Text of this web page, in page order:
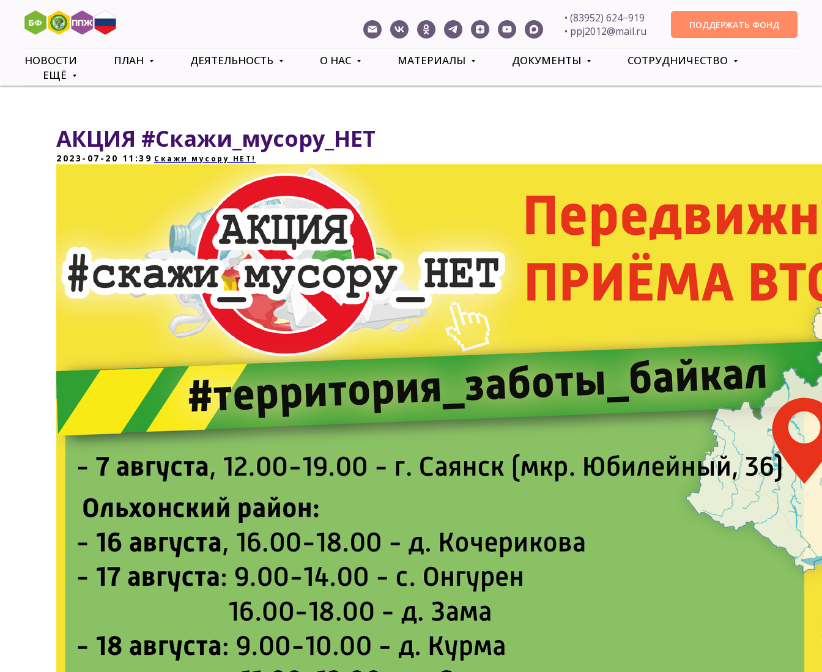
• (83952) 624−919
• ppj2012@mail.ru
ПОДДЕРЖАТЬ ФОНД
НОВОСТИ ПЛАН ДЕЯТЕЛЬНОСТЬ О НАС МАТЕРИАЛЫ ДОКУМЕНТЫ
СОТРУДНИЧЕСТВО
ЕЩЁ
АКЦИЯ #Скажи_мусору_НЕТ
2023-07-20 11:39 Скажи мусору НЕТ!